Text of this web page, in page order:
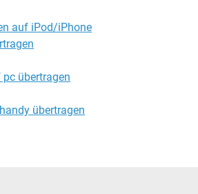
habe ich nach einer bessern
gefunden!!!!!!!!!
für iPod und iPhone
Editor", du findest die Software
auf iPod/iPhone
übertragen
übertragen